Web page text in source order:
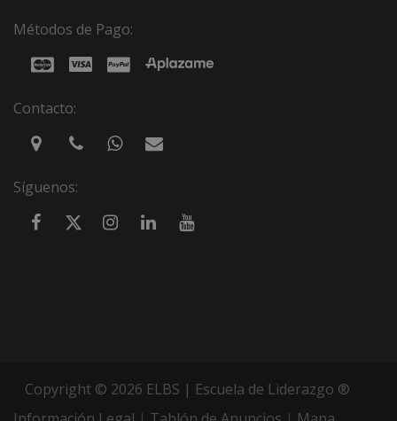
Métodos de Pago:
Contacto:
Síguenos:
Copyright © 2026 ELBS | Escuela de Liderazgo ®